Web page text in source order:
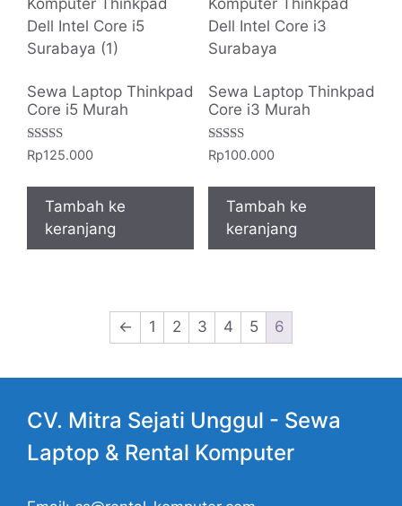
Sewa Laptop Thinkpad
Core i5 Murah
Dinilai
5.00
Rp125.000
Tambah ke
keranjang
Sewa Laptop Thinkpad
Core i3 Murah
Dinilai
5.00
Rp100.000
Tambah ke
keranjang
← 1 2 3 4 5 6
CV. Mitra Sejati Unggul - Sewa
Laptop & Rental Komputer